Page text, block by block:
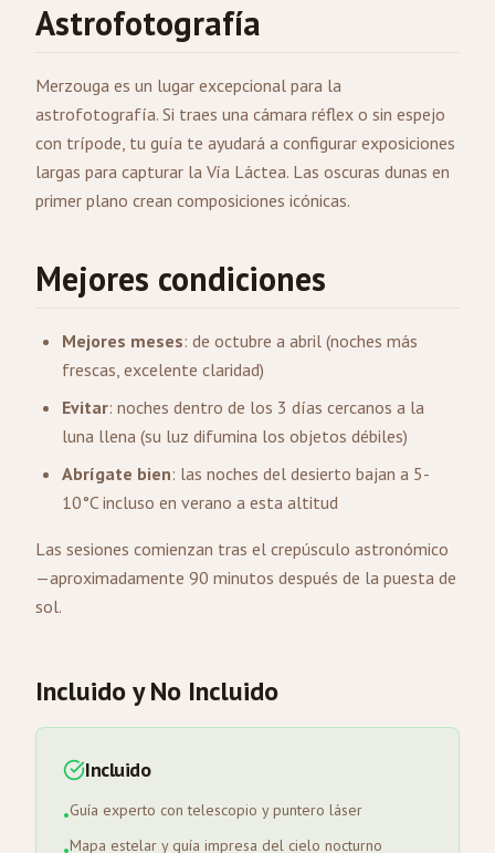
Astrofotografía
Merzouga es un lugar excepcional para la
astrofotografía. Si traes una cámara réflex o sin espejo
con trípode, tu guía te ayudará a configurar exposiciones
largas para capturar la Vía Láctea. Las oscuras dunas en
primer plano crean composiciones icónicas.
Mejores condiciones
Mejores meses: de octubre a abril (noches más
frescas, excelente claridad)
Evitar: noches dentro de los 3 días cercanos a la
luna llena (su luz difumina los objetos débiles)
Abrígate bien: las noches del desierto bajan a 5-
10°C incluso en verano a esta altitud
Las sesiones comienzan tras el crepúsculo astronómico
—aproximadamente 90 minutos después de la puesta de
sol.
Incluido y No Incluido
Incluido
•Guía experto con telescopio y puntero láser
Mapa estelar y guía impresa del cielo nocturno